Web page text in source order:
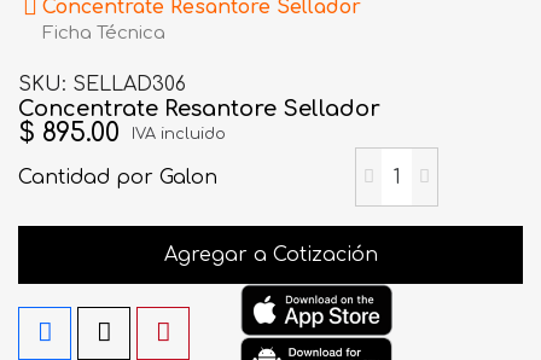
Concentrate Resantore Sellador
Ficha Técnica
SKU SELLAD306
Concentrate Resantore Sellador
$ 895.00 IVA incluido
Cantidad por Galon
Agregar a Cotización